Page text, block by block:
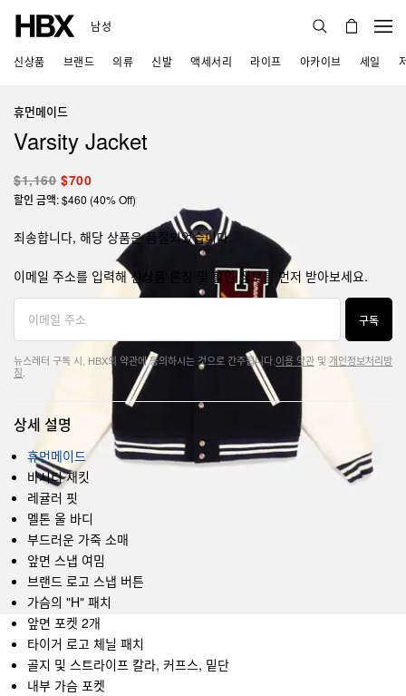
남성
신상품 브랜드 의류 신발 액세서리 라이프 아카이브 세일
휴먼메이드
Varsity Jacket
$1,160 $700
할인 금액: $460 (40% Off)
죄송합니다, 해당 상품은 품절되었습니다.
이메일 주소를 입력해 신상품 론칭 및 할인 정보를 먼저 받아보세요.
구독
뉴스레터 구독 시, HBX의 약관에 동의하시는 것으로 간주됩니다. 이용 약관 및 개인정보처리방
침
상세 설명
휴먼메이드
바시티 재킷
레귤러 핏
멜톤 울 바디
부드러운 가죽 소매
앞면 스냅 여밈
브랜드 로고 스냅 버튼
가슴의 "H" 패치
앞면 포켓 2개
타이거 로고 체닐 패치
골지 및 스트라이프 칼라, 커프스, 밑단
내부 가슴 포켓